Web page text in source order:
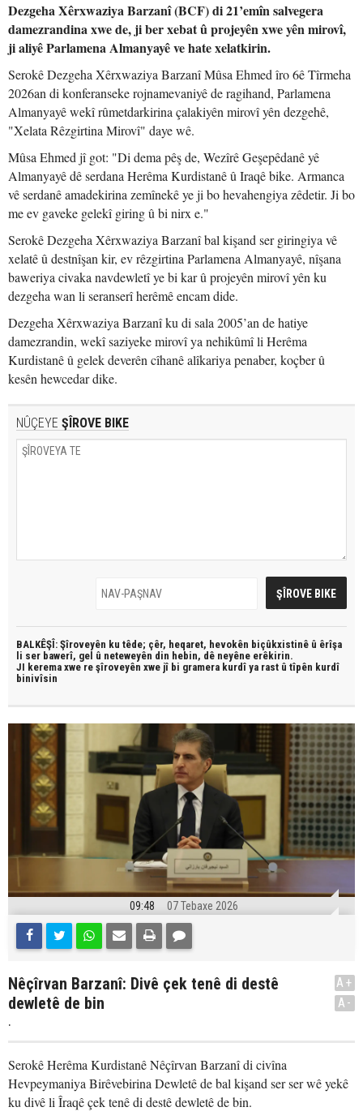
Dezgeha Xêrxwaziya Barzanî (BCF) di 21’emîn salvegera
damezrandina xwe de, ji ber xebat û projeyên xwe yên mirovî,
ji aliyê Parlamena Almanyayê ve hate xelatkirin.
Serokê Dezgeha Xêrxwaziya Barzanî Mûsa Ehmed îro 6ê Tîrmeha
2026an di konferanseke rojnamevaniyê de ragihand, Parlamena
Almanyayê wekî rûmetdarkirina çalakiyên mirovî yên dezgehê,
"Xelata Rêzgirtina Mirovî" daye wê.
Mûsa Ehmed jî got: "Di dema pêş de, Wezîrê Geşepêdanê yê
Almanyayê dê serdana Herêma Kurdistanê û Iraqê bike. Armanca
vê serdanê amadekirina zemînekê ye ji bo hevahengiya zêdetir. Ji bo
me ev gaveke gelekî giring û bi nirx e."
Serokê Dezgeha Xêrxwaziya Barzanî bal kişand ser giringiya vê
xelatê û destnîşan kir, ev rêzgirtina Parlamena Almanyayê, nîşana
baweriya civaka navdewletî ye bi kar û projeyên mirovî yên ku
dezgeha wan li seranserî herêmê encam dide.
Dezgeha Xêrxwaziya Barzanî ku di sala 2005’an de hatiye
damezrandin, wekî saziyeke mirovî ya nehikûmî li Herêma
Kurdistanê û gelek deverên cîhanê alîkariya penaber, koçber û
kesên hewcedar dike.
NÛÇEYE ŞÎROVE BIKE
BALKÊŞÎ: Şîroveyên ku têde; çêr, heqaret, hevokên biçûkxistinê û êrîşa
li ser bawerî, gel û neteweyên din hebin, dê neyêne erêkirin.
JI kerema xwe re şîroveyên xwe jî bi gramera kurdî ya rast û tîpên kurdî
binivîsin
09:48 07 Tebaxe 2026
Nêçîrvan Barzanî: Divê çek tenê di destê
dewletê de bin
.
A+
A-
Serokê Herêma Kurdistanê Nêçîrvan Barzanî di civîna
Hevpeymaniya Birêvebirina Dewletê de bal kişand ser ser wê yekê
ku divê li Îraqê çek tenê di destê dewletê de bin.